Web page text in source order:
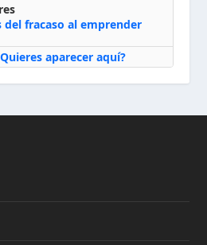
del fracaso al emprender
aparecer aquí?